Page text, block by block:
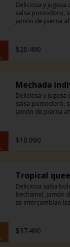
Deliciosa y jugosa
salsa pomodoro,
jamón de pierna
$20.490
Mechada
Deliciosa y jugosa
salsa pomodoro,
jamón de pierna
$10.990
Tropical
Deliciosa salsa
bechamel, jamón
se intercambian
Amarás esta
y salado con un
$37.490